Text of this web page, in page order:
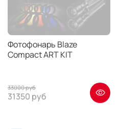
Фотофонарь Blaze
Compact ART KIT
33000 руб
31350 руб